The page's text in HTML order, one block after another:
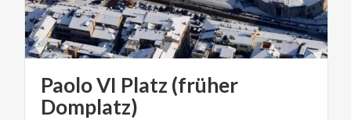
Paolo VI Platz (früher
Domplatz)